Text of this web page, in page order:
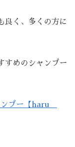
良く、多くの方に
すめのシャンプー
ンプー【haru